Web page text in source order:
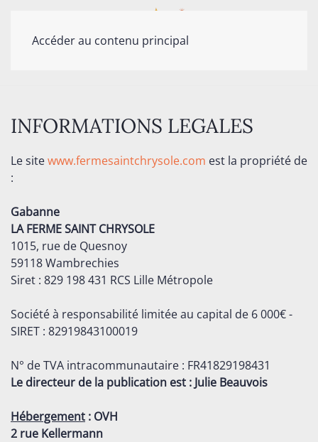
Accéder au contenu principal
INFORMATIONS LEGALES
Le sitewww.fermesaintchrysole.com est la propriété de
:
Gabanne
LA FERME SAINT CHRYSOLE
1015, rue de Quesnoy
59118 Wambrechies
Siret : 829 198 431 RCS Lille Métropole
Société à responsabilité limitée au capital de 6 000€ -
SIRET : 82919843100019
N° de TVA intracommunautaire : FR41829198431
Le directeur de la publication est : Julie Beauvois
Hébergement : OVH
2 rue Kellermann